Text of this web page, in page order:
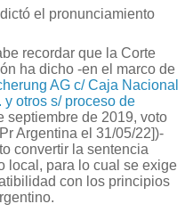
el pronunciamiento
recordar que la Corte
ha dicho -en el marco de
AG c/ Caja Nacional
otros s/ proceso de
septiembre de 2019, voto
Argentina el 31/05/22])-
convertir la sentencia
local, para lo cual se exige
con los principios